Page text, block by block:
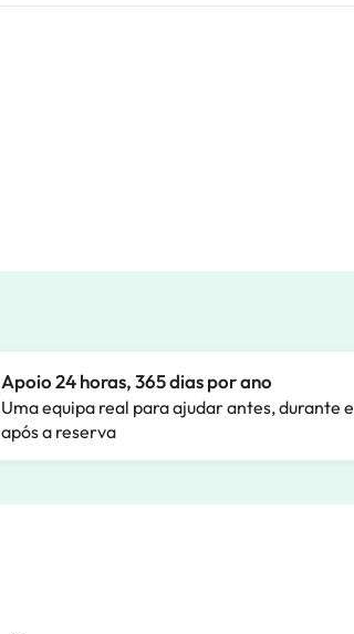
Apoio 24 horas, 365 dias por ano
Uma equipa real para ajudar antes, durante e
após a reserva